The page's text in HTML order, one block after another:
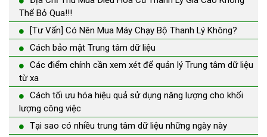
Thể Bỏ Qua!!!
[Tư Vấn] Có Nên Mua Máy Chạy Bộ Thanh Lý Không?
Cách bảo mật Trung tâm dữ liệu
Các điểm chính cần xem xét để quản lý Trung tâm dữ liệu
từ xa
Cách tối ưu hóa hiệu quả sử dụng năng lượng cho khối
lượng công việc
Tại sao có nhiều trung tâm dữ liệu những ngày này